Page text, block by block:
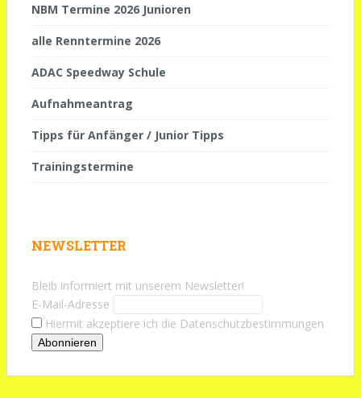
NBM Termine 2026 Junioren
alle Renntermine 2026
ADAC Speedway Schule
Aufnahmeantrag
Tipps für Anfänger / Junior Tipps
Trainingstermine
NEWSLETTER
Bleib informiert mit unserem Newsletter!
E-Mail-Adresse
Hiermit akzeptiere ich die Datenschutzbestimmungen